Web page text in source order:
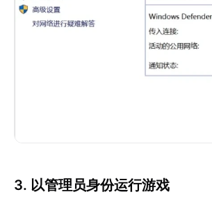
3. 以管理员身份运行游戏